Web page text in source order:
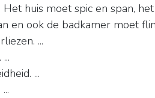
huis moet spic en span,
en ook de badkamer moet
...
...